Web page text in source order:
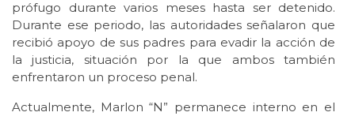
prófugo durante varios meses hasta ser detenido.
Durante ese periodo, las autoridades señalaron que
recibió apoyo de sus padres para evadir la acción de
la justicia, situación por la que ambos también
enfrentaron un proceso penal.
Actualmente, Marlon “N” permanece interno en el